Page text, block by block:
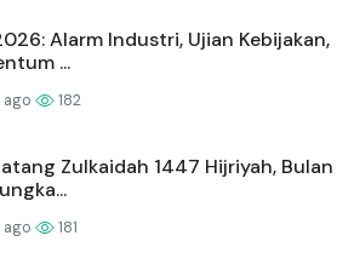
Alarm Industri, Ujian Kebijakan,
...
182
Zulkaidah 1447 Hijriyah, Bulan
181